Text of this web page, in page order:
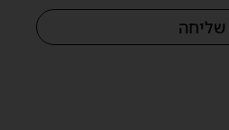
שליחה